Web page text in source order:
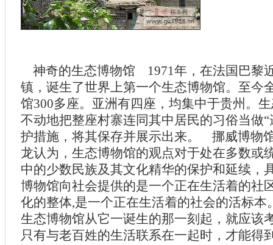
神奇的生态博物馆 1971年，在法国巴黎
镇，诞生了世界上第一个生态博物馆。至今
馆300多座。亚洲有四座，均集中于贵州。
不动地把整座村寨连同其中居民的习俗当做
护措施，将其保存并展示出来。 挪威博物
龙认为，生态博物馆的观点对于处在多数或
中的少数民族及其文化精华的保护和延续，
博物馆向社会提供的是一个正在生活着的社
化的整体,是一个正在生活着的社会的活标本
生态博物馆从它一诞生的那一刻起，就应该
只有与老百姓的生活联系在一起时，才能得